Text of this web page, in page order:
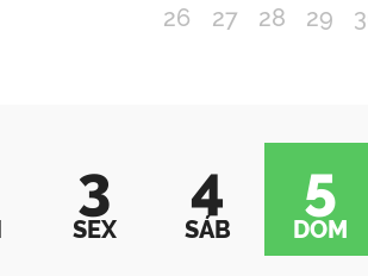
26
27 28 29
3
SEX
4
SÁB
5
DOM